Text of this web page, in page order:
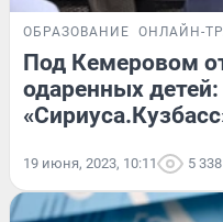
ОБРАЗОВАНИЕ ОНЛАЙН-
Под Кемеровом
одаренных
19 июня, 2023, 10:11 5 338